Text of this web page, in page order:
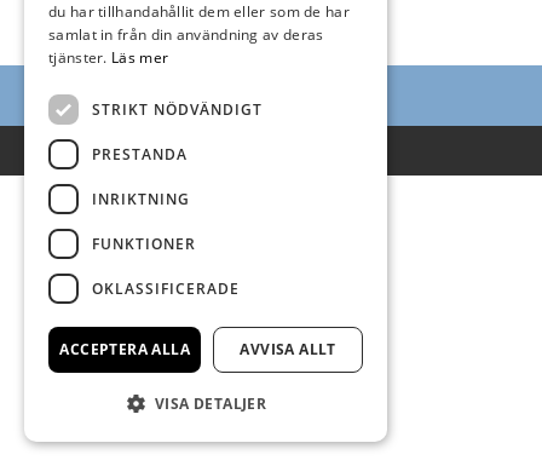
du har tillhandahållit dem eller som de har
samlat in från din användning av deras
tjänster. Läs mer
STRIKT NÖDVÄNDIGT
PRESTANDA
INRIKTNING
FUNKTIONER
OKLASSIFICERADE
ACCEPTERA ALLA AVVISA ALLT
VISA DETALJER